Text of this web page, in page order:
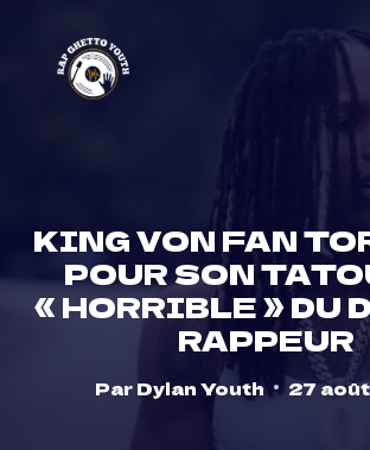
content
KING VON FAN
POUR SON
« HORRIBLE » DU
RAPPEUR
ParDylan Youth 27